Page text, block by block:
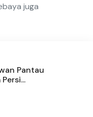
juga
Pantau